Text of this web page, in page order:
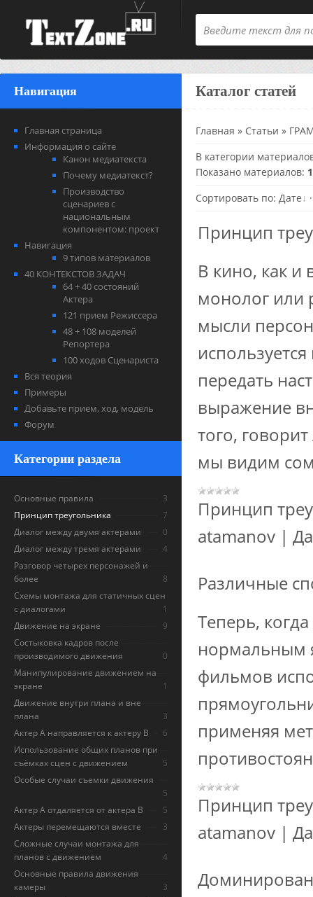
Навигация
Главная страница
Информация о сайте
Канон медиатекста
Почему медиатекст?
Производство
сценариев с
национальным
компонентом: проект
Навигация
9 типов материалов
40 КОНТЕКСТОВ ЗАДАЧ
64 + 40 состояний
Актера
121 прием Режиссера
48 + 108 моделей
Репортера
100 ходов Сценариста
Вся теория
Примеры
Добавьте прием, ход, модель
Форум
Категории раздела
Основные правила
3
Принцип треугольника
7
Диалог между двумя актерами
0
Диалог между тремя актерами
4
Разговор четырех персонажей и
более
8
Схемы монтажа для статичных сцен
с диалогами
1
Движение на экране
9
Состыковка кадров после
производимого движения
0
Манипулирование движением на
экране
1
Движение внутри плана и вне
плана
3
Актер А направляется к актеру B
6
Использование общих планов при
съёмках сцен с движением
5
Особые случаи съемки движения
5
Актер А отдаляется от актера В
5
Актеры перемещаются вместе
3
Сложные случаи монтажа для
планов с движением
4
Основные правила движения
камеры
3
Каталог статей
Главная » Статьи »
В категории
Показано материалов:
Сортировать по: Дате
Принцип
В кино, как
монолог или
мысли
передать
выражение
того,
мы видим
Принцип
atamanov |
Различные
Теперь,
нормальным
фильмов
применяя
Принцип
atamanov |